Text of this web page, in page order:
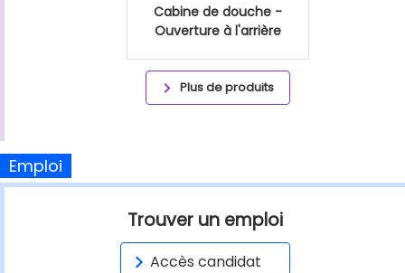
Cabine de douche -
Ouverture à l'arrière
Plus de produits
Emploi
Trouver un emploi
Accès candidat